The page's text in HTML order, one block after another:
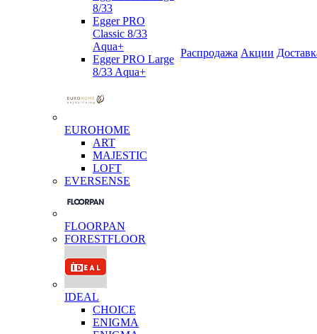
8/33
Egger PRO
Classic 8/33
Aqua+
Egger PRO Large
8/33 Aqua+
EUROHOME
ART
MAJESTIC
LOFT
EVERSENSE
FLOORPAN
FORESTFLOOR
IDEAL
CHOICE
ENIGMA
Распродажа Акции